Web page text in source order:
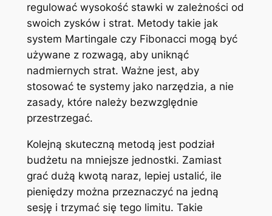
regulować wysokość stawki w zależności od
swoich zysków i strat. Metody takie jak
system Martingale czy Fibonacci mogą być
używane z rozwagą, aby uniknąć
nadmiernych strat. Ważne jest, aby
stosować te systemy jako narzędzia, a nie
zasady, które należy bezwzględnie
przestrzegać.
Kolejną skuteczną metodą jest podział
budżetu na mniejsze jednostki. Zamiast
grać dużą kwotą naraz, lepiej ustalić, ile
pieniędzy można przeznaczyć na jedną
sesję i trzymać się tego limitu. Takie